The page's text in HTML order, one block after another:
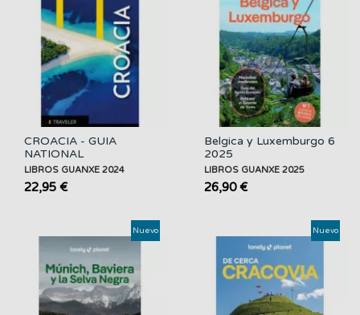
CROACIA - GUIA
NATIONAL
GEOGRAPHIC...
LIBROS GUANXE 2024
22,95 €
Belgica y Luxemburgo 6
2025
LIBROS GUANXE 2025
26,90 €
Nuevo Nuevo